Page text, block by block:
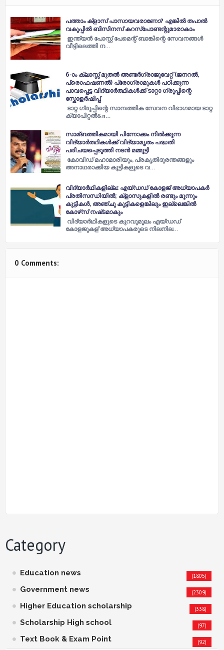
പത്താം ക്ളാസ് പാസായവരാണോ? എങ്കില്‍ തപാല്‍
വകുപ്പില്‍ ബിസിനസ് കറസ്പോണ്ടന്റുമാരാകാം
ഇന്ത്യന്‍ പോസ്റ്റ് പേമെന്റ് ബാങ്കിന്റെ സേവനങ്ങള്‍
വീട്ടിലെത്തി ന…
6-ാം ക്ലാസ്സ് മുതല്‍ അണ്ടര്‍ഗ്രാജുവേറ്റ് (ജനറല്‍,
പ്രൊഫഷണല്‍) പ്രോഗ്രാമുകള്‍ പഠിക്കുന്ന
പാവപ്പെട്ട വിദ്യാർത്ഥികൾക്ക് ടാറ്റാ ഗ്രൂപ്പിന്റെ
സ്കോളർഷിപ്പ്
ടാറ്റ ഗ്രൂപ്പിന്റെ സാമ്പത്തിക സേവന വിഭാഗമായ ടാറ്റ
ക്യാപിറ്റല്‍&n…
സാമ്ബത്തികമായി പിന്നോക്കം നില്‍ക്കുന്ന
വിദ്യാര്‍ത്ഥികള്‍ക്ക് വിദ്യാമൃതം പദ്ധതി
പരിചയപ്പെടുത്തി നടന്‍ മമ്മൂട്ടി
കോവിഡ് മഹാമാരിയും, പ്രകൃതിദുരന്തങ്ങളും
അനാഥരാക്കിയ കുട്ടികളുടെ വ…
വിദ്യാര്‍ഥികളില്ല: എയ്‌ഡഡ്‌ കോളജ്‌ അധ്യാപകര്‍
പ്രതിസന്ധിയില്‍; ക്ളാസുകളില്‍ രണ്ടും മൂന്നും
കുട്ടികള്‍, അഞ്ചു കുട്ടികളെങ്കിലും ഇല്ലെങ്കില്‍
കോഴ്‌സ്‌ നഷ്‌ടമാകും
വിദ്യാര്‍ഥികളുടെ കുറവുമൂലം എയ്‌ഡഡ്‌
കോളജുകള്‌ അധ്യാപകരുടെ നിലനില…
0 Comments:
Category
Education news (1805)
Government news (2309)
Higher Education scholarship (338)
Scholarship High school (97)
Text Book & Exam Point (92)